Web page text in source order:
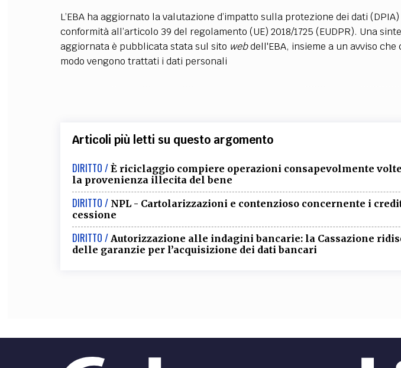
L’EBA ha aggiornato la valutazione d’impatto sulla protezione dei dati
conformità all’articolo 39 del regolamento (UE) 2018/1725 (EUDPR). Una
aggiornata è pubblicata stata sul sito webdell'EBA, insieme a un avviso che
modo vengono trattati i dati personali
Articoli più letti su questo argomento
DIRITTO / È riciclaggio compiere operazioni consapevolmente
la provenienza illecita del bene
DIRITTO / NPL - Cartolarizzazioni e contenzioso concernente i
cessione
DIRITTO / Autorizzazione alle indagini bancarie: la Cassazione
delle garanzie per l’acquisizione dei dati bancari